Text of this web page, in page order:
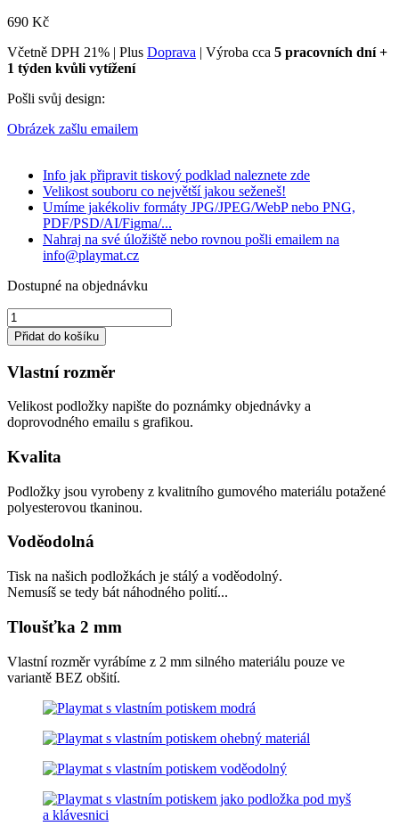
690 Kč
Včetně DPH 21% | Plus Doprava | Výroba cca 5 pracovních dní +
1 týden kvůli vytížení
Pošli svůj design:
Obrázek zašlu emailem
Info jak připravit tiskový podklad naleznete zde
Velikost souboru co největší jakou seženeš!
Umíme jakékoliv formáty JPG/JPEG/WebP nebo PNG,
PDF/PSD/AI/Figma/...
Nahraj na své úložiště nebo rovnou pošli emailem na
info@playmat.cz
Dostupné na objednávku
Playmat
herní
podložka
s
vlastním
-
vlastní
do
cm
množství
Přidat do košíku
Vlastní rozměr
Velikost podložky napište do poznámky objednávky a
doprovodného emailu s grafikou.
Kvalita
Podložky jsou vyrobeny z kvalitního gumového materiálu potažené
polyesterovou tkaninou.
Voděodolná
Tisk na našich podložkách je stálý a voděodolný.
Nemusíš se tedy bát náhodného polití...
Tloušťka 2 mm
Vlastní rozměr vyrábíme z 2 mm silného materiálu pouze ve
variantě BEZ obšití.